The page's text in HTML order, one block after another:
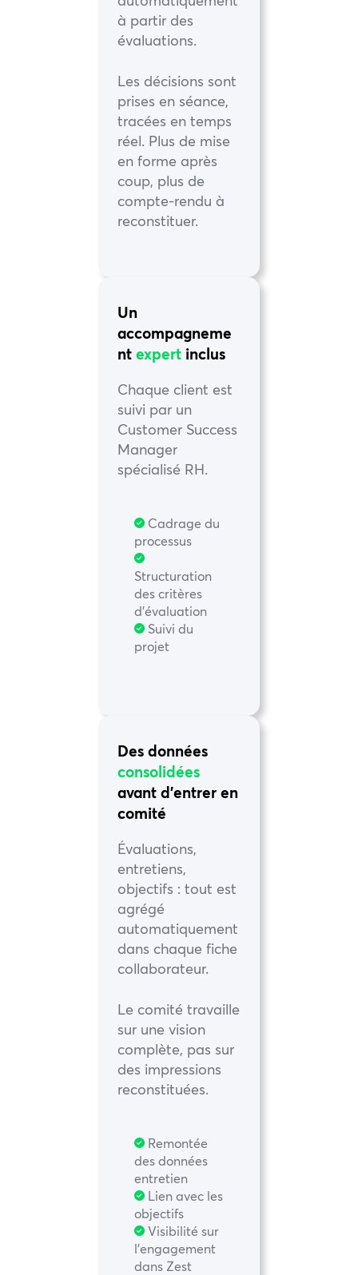
à partir des
évaluations.
Les décisions sont
prises en séance,
tracées en temps
réel. Plus de mise
en forme après
coup, plus de
compte-rendu à
reconstituer.
Un
accompagneme
ntexpert inclus
Chaque client est
suivi par un
Customer Success
Manager
spécialisé RH.
Cadrage du
processus
Structuration
des critères
d’évaluation
Suivi du
projet
Des données
consolidées
avant d’entrer en
comité
Évaluations,
entretiens,
objectifs : tout est
agrégé
automatiquement
dans chaque fiche
collaborateur.
Le comité travaille
sur une vision
complète, pas sur
des impressions
reconstituées.
Remontée
des données
entretien
Lien avec les
objectifs
Visibilité sur
l’engagement
dans Zest